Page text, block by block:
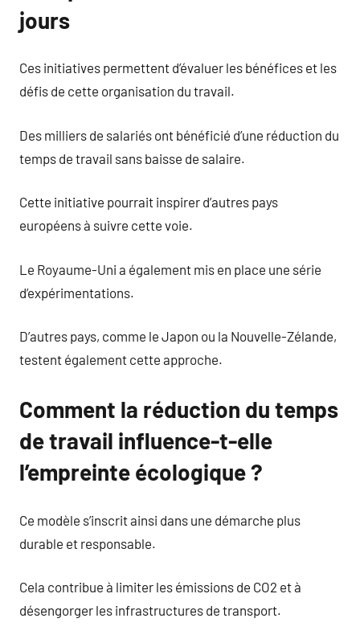
jours
Ces initiatives permettent d’évaluer les bénéfices et les
défis de cette organisation du travail.
Des milliers de salariés ont bénéficié d’une réduction du
temps de travail sans baisse de salaire.
Cette initiative pourrait inspirer d’autres pays
européens à suivre cette voie.
Le Royaume-Uni a également mis en place une série
d’expérimentations.
D’autres pays, comme le Japon ou la Nouvelle-Zélande,
testent également cette approche.
Comment la réduction du temps
de travail influence-t-elle
l’empreinte écologique ?
Ce modèle s’inscrit ainsi dans une démarche plus
durable et responsable.
Cela contribue à limiter les émissions de CO2 et à
désengorger les infrastructures de transport.